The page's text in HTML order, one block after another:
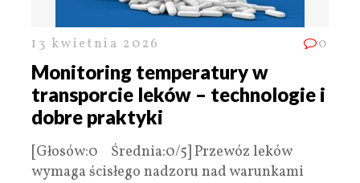
13 kwietnia 2026 0
Monitoring temperatury w
transporcie leków – technologie i
dobre praktyki
[Głosów:0 Średnia:0/5] Przewóz leków
wymaga ścisłego nadzoru nad warunkami